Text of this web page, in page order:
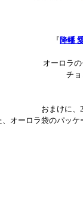
『 降幡
オーロラ
チ
おまけに、
、オーロラ袋のパッ